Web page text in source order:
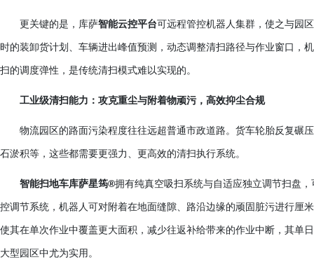
更关键的是，库萨智能云控平台可远程管控机器人集群，使之与园
时的装卸货计划、车辆进出峰值预测，动态调整清扫路径与作业窗口，
扫的调度弹性，是传统清扫模式难以实现的。
工业级清扫能力：攻克重尘与附着物顽污，高效抑尘合规
物流园区的路面污染程度往往远超普通市政道路。货车轮胎反复碾
石淤积等，这些都需要更强力、更高效的清扫执行系统。
智能扫地车库萨星筠®拥有纯真空吸扫系统与自适应独立调节扫盘
控调节系统，机器人可对附着在地面缝隙、路沿边缘的顽固脏污进行厘
使其在单次作业中覆盖更大面积，减少往返补给带来的作业中断，其单
大型园区中尤为实用。